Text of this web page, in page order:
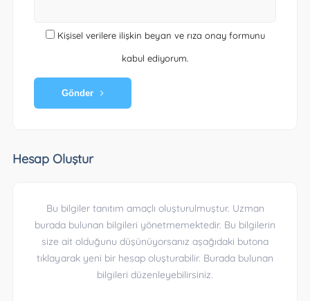
Kişisel verilere ilişkin beyan ve rıza onay formunu
kabul ediyorum.
Gönder
Hesap Oluştur
Bu bilgiler tanıtım amaçlı oluşturulmuştur. Uzman
burada bulunan bilgileri yönetmemektedir. Bu bilgilerin
size ait olduğunu düşünüyorsanız aşağıdaki butona
tıklayarak yeni bir hesap oluşturabilir. Burada bulunan
bilgileri düzenleyebilirsiniz.